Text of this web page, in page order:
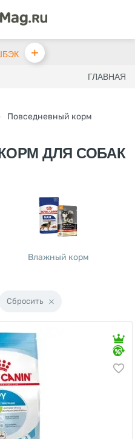
+
ГЛАВНАЯ
Повседневный корм
ДЛЯ СОБАК
Влажный корм
Сбросить